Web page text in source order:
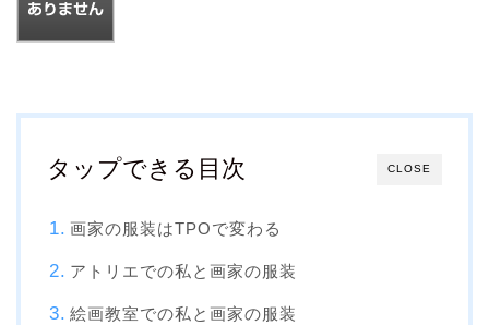
CLOSE
タップできる目次
画家の服装はTPOで変わる
アトリエでの私と画家の服装
絵画教室での私と画家の服装